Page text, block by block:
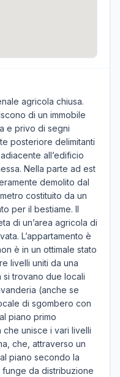
agricola chiusa.
di un immobile
e privo di segni
posteriore delimitanti
all’edificio
Nella parte ad est
demolito dal
costituito da un
per il bestiame. Il
di un’area agricola di
L’appartamento è
è in un ottimale stato
livelli uniti da una
si trovano due locali
(anche se
di sgombero con
piano primo
che unisce i vari livelli
che, attraverso un
piano secondo la
da distribuzione